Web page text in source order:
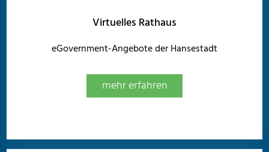
Virtuelles Rathaus
eGovernment-Angebote der Hansestadt
mehr erfahren